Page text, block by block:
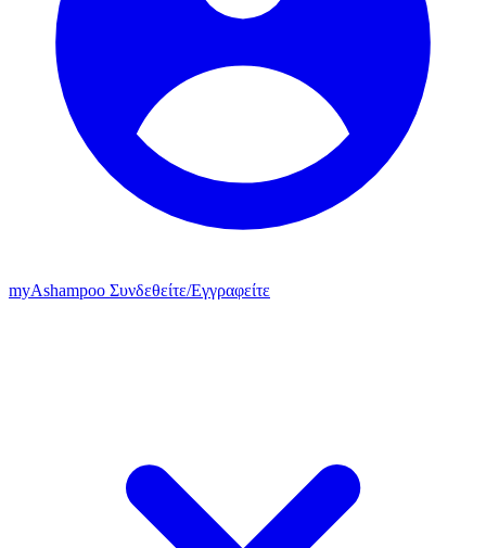
myAshampoo Συνδεθείτε/Εγγραφείτε